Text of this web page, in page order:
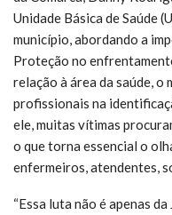
Unidade Básica de Saúde
município, abordando a
Proteção no
relação à área da saúde,
profissionais na
ele, muitas vítimas
o que torna essencial o
enfermeiros, atendentes,
“Essa luta não é apenas